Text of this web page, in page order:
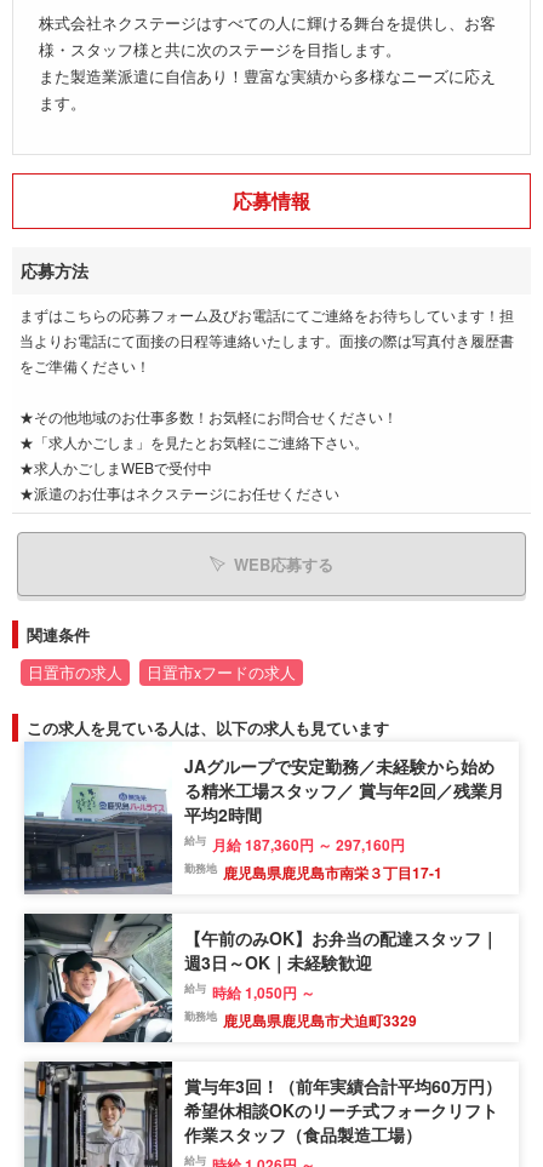
株式会社ネクステージはすべての人に輝ける舞台を提供し、お客
様・スタッフ様と共に次のステージを目指します。
また製造業派遣に自信あり！豊富な実績から多様なニーズに応え
ます。
応募情報
応募方法
まずはこちらの応募フォーム及びお電話にてご連絡をお待ちしています！担
当よりお電話にて面接の日程等連絡いたします。面接の際は写真付き履歴書
をご準備ください！
★その他地域のお仕事多数！お気軽にお問合せください！
★「求人かごしま」を見たとお気軽にご連絡下さい。
★求人かごしまWEBで受付中
★派遣のお仕事はネクステージにお任せください
WEB応募する
関連条件
日置市の求人 日置市xフードの求人
この求人を見ている人は、以下の求人も見ています
JAグループで安定勤務／未経験から始め
る精米工場スタッフ／ 賞与年2回／残業月
平均2時間
給与 月給 187,360円 ～ 297,160円
勤務地 鹿児島県鹿児島市南栄３丁目17-1
【午前のみOK】お弁当の配達スタッフ｜
週3日～OK｜未経験歓迎
給与 時給 1,050円 ～
勤務地 鹿児島県鹿児島市犬迫町3329
賞与年3回！（前年実績合計平均60万円）
希望休相談OKのリーチ式フォークリフト
作業スタッフ（食品製造工場）
給与